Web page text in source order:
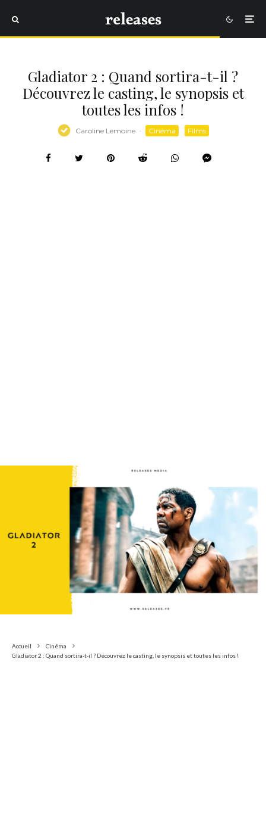
Gladiator 2 : Quand sortira-t-il ?
Découvrez le casting, le synopsis et
toutes les infos !
Caroline Lemoine · Cinéma Films
Accueil
Cinéma
Gladiator 2 : Quand sortira-t-il ? Découvrez le casting, le synopsis et toutes les infos !